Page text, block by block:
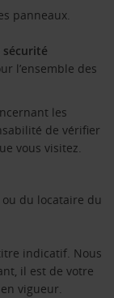
panneaux.
l’ensemble des
les
de vérifier
vous visitez.
du locataire du
indicatif. Nous
il est de votre
vigueur.